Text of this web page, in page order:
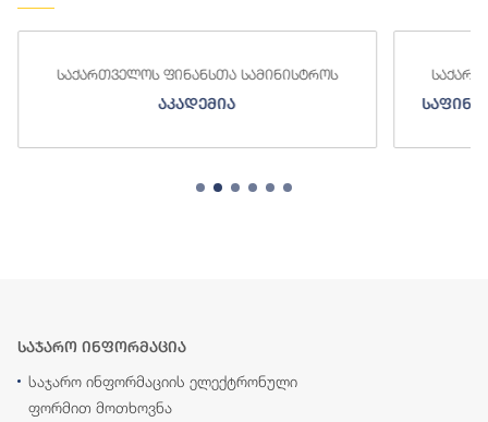
საქართველოს ფინანსთა სამინისტროს
აკადემია
საჯარო ინფორმაცია
საჯარო ინფორმაციის ელექტრონული
ფორმით მოთხოვნა